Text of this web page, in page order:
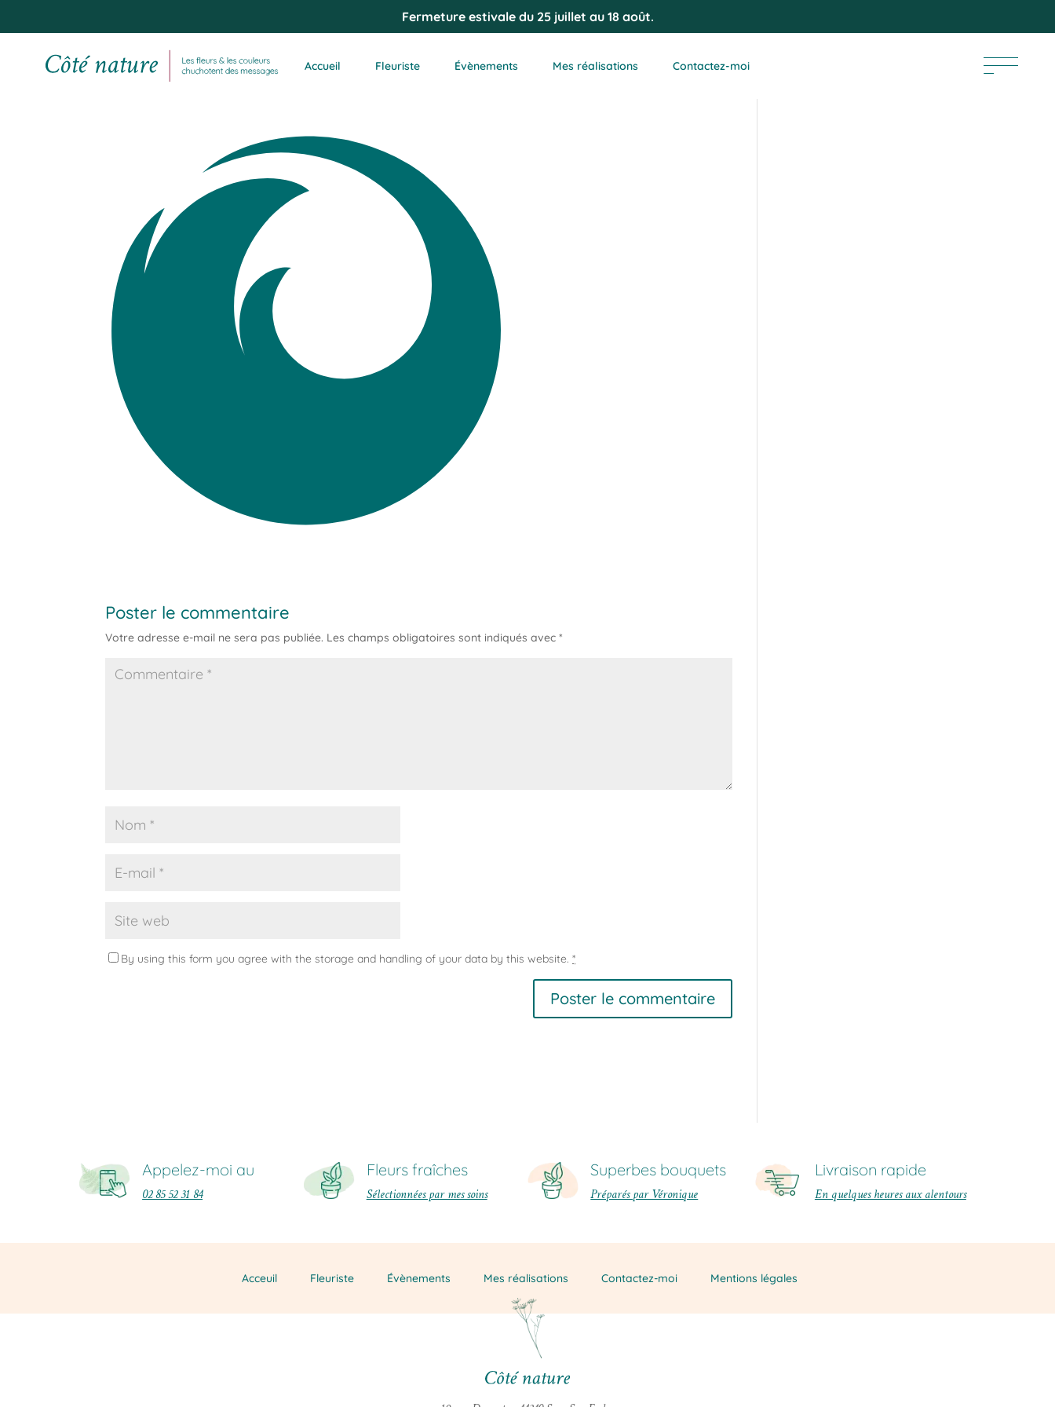
Accueil Fleuriste Évènements Mes réalisations Contactez-moi
firefox-brands
paradmin 19 Juil 2021|0 commentaires
Poster le commentaire
Votre adresse e-mail ne sera pas publiée. Les champs obligatoires sont indiqués avec*
By using this form you agree with the storage and handling of your data by this website.*
Appelez-moi au
02 85 52 31 84
Fleurs fraîches
Sélectionnées par mes soins
Superbes bouquets
Préparés par Véronique
Livraison rapide
En quelques heures aux alentours
Acceuil Fleuriste Évènements Mes réalisations Contactez-moi Mentions légales
Fermeture estivale du 25 juillet au 18 août.